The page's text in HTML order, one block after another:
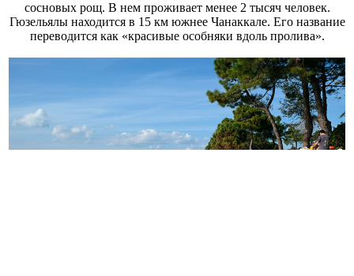
сосновых рощ. В нем проживает менее 2 тысяч человек.
Гюзельялы находится в 15 км южнее Чанаккале. Его название
переводится как «красивые особняки вдоль пролива».